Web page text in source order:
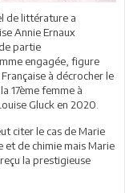
de littérature a
Annie Ernaux
partie
engagée, figure
à décrocher le
17ème femme à
Gluck en 2020.
citer le cas de Marie
et de chimie mais Marie
la prestigieuse